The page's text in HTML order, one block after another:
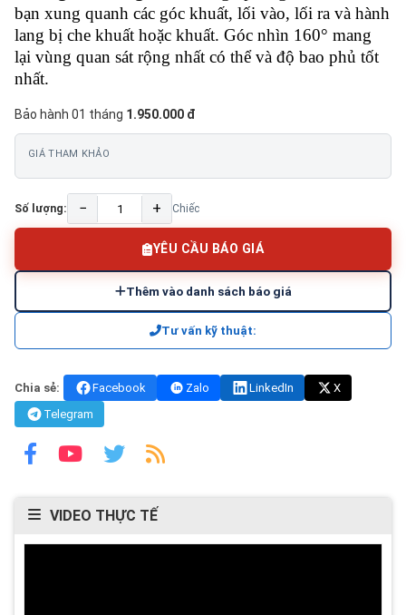
bạn xung quanh các góc khuất, lối vào, lối ra và hành
lang bị che khuất hoặc khuất. Góc nhìn 160° mang
lại vùng quan sát rộng nhất có thể và độ bao phủ tốt
nhất.
Bảo hành 01 tháng 1.950.000 đ
GIÁ THAM KHẢO
Số lượng: − + Chiếc
YÊU CẦU BÁO GIÁ
Thêm vào danh sách báo giá
Tư vấn kỹ thuật:
Chia sẻ: Facebook Zalo LinkedIn
X
Telegram
VIDEO THỰC TẾ